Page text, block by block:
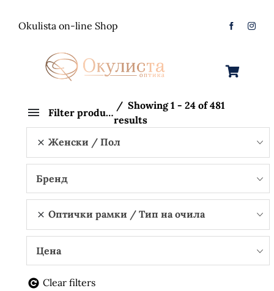
Okulista on-line Shop
Toggle
Машки
Оптички Рамки
Контактологија
Filter products
Showing 1 - 24 of 481
results
Женски
Пол
Бренд
Оптички рамки Тип на очила
Цена
Clear filters